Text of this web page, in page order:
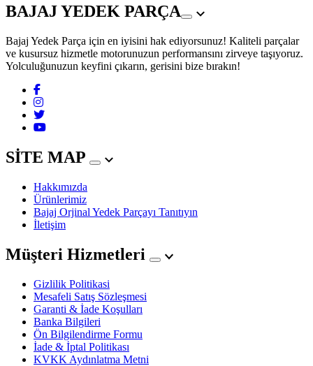
BAJAJ YEDEK PARÇA
Bajaj Yedek Parça için en iyisini hak ediyorsunuz! Kaliteli parçalar
ve kusursuz hizmetle motorunuzun performansını zirveye taşıyoruz.
Yolculuğunuzun keyfini çıkarın, gerisini bize bırakın!
SİTE MAP
Hakkımızda
Ürünlerimiz
Bajaj Orjinal Yedek Parçayı Tanıtıyın
İletişim
Müşteri Hizmetleri
Gizlilik Politikasi
Mesafeli Satış Sözleşmesi
Garanti & İade Koşulları
Banka Bilgileri
Ön Bilgilendirme Formu
İade & İptal Politikası
KVKK Aydınlatma Metni